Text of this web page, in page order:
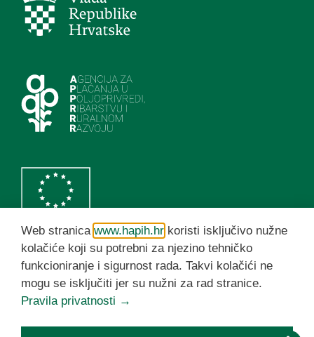
HAPIH YouTube kanal
Web stranica www.hapih.hr koristi isključivo nužne
kolačiće koji su potrebni za njezino tehničko
funkcioniranje i sigurnost rada. Takvi kolačići ne
mogu se isključiti jer su nužni za rad stranice.
Pravila privatnosti →